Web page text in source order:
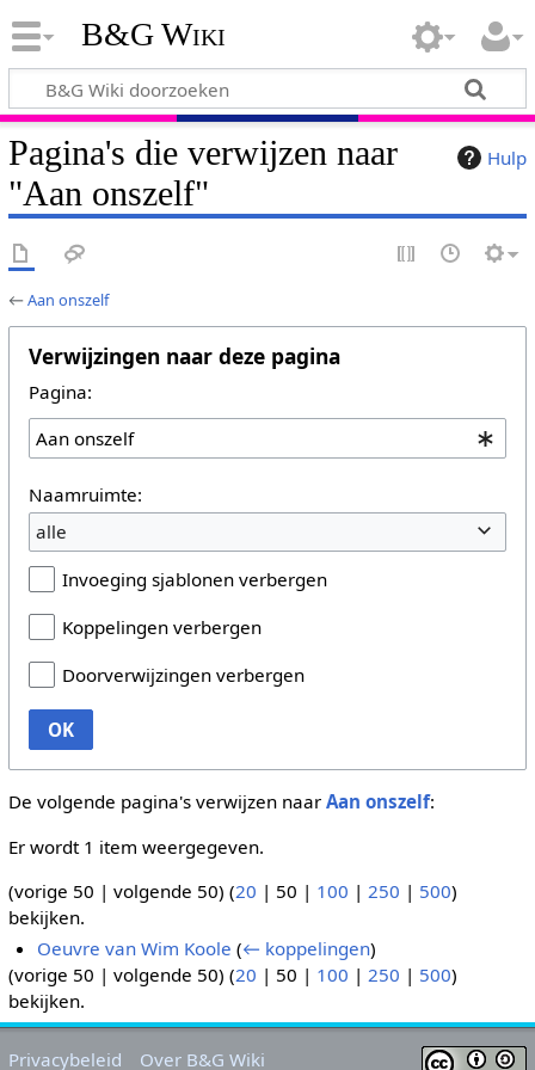
B&G Wiki
Hulp
Pagina's die verwijzen naar
"Aan onszelf"
←Aan onszelf
Verwijzingen naar deze pagina
Pagina:
Naamruimte:
alle
Invoeging sjablonen verbergen
Koppelingen verbergen
Doorverwijzingen verbergen
OK
De volgende pagina's verwijzen naar Aan onszelf:
Er wordt 1 item weergegeven.
(vorige 50 | volgende 50) (20 | 50 | 100 | 250 | 500)
bekijken.
Oeuvre van Wim Koole (← koppelingen)
(vorige 50 | volgende 50) (20 | 50 | 100 | 250 | 500)
bekijken.
Privacybeleid Over B&G Wiki